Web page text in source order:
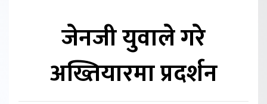
जेनजी युवाले गरे
अख्तियारमा प्रदर्शन